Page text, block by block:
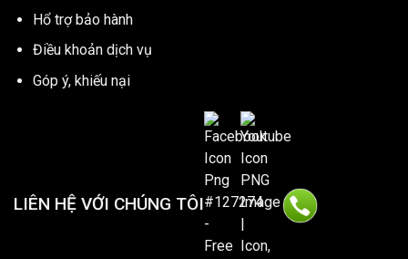
Hổ trợ bảo hành
Điều khoản dịch vụ
Góp ý, khiếu nại
LIÊN HỆ VỚI CHÚNG TÔI